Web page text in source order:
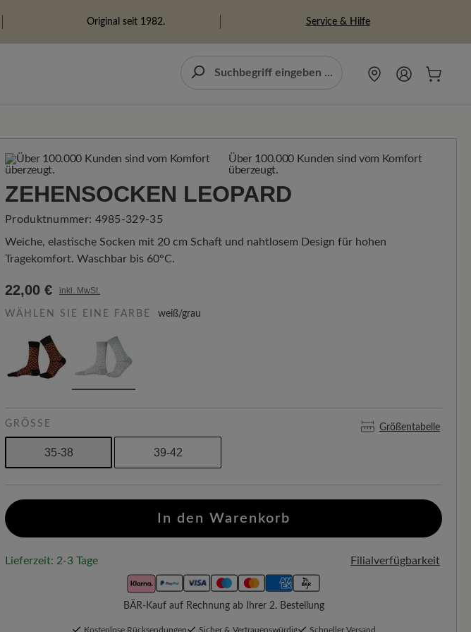
Original seit 1982. Service & Hilfe
Über 100.000 Kunden sind vom Komfort
überzeugt.
ZEHENSOCKEN LEOPARD
Produktnummer: 4985-329-35
Weiche, elastische Socken mit 20 cm Schaft und nahtlosem Design für hohen
Tragekomfort. Waschbar bis 60°C.
22,00 € inkl. MwSt.
WÄHLEN SIE EINE FARBE weiß/grau
GRÖSSE Größentabelle
35-38 39-42
In den Warenkorb
Lieferzeit: 2-3 Tage Filialverfügbarkeit
BÄR-Kauf auf Rechnung ab Ihrer 2. Bestellung
Kostenlose Rücksendungen Sicher & Vertrauenswürdig Schneller Versand